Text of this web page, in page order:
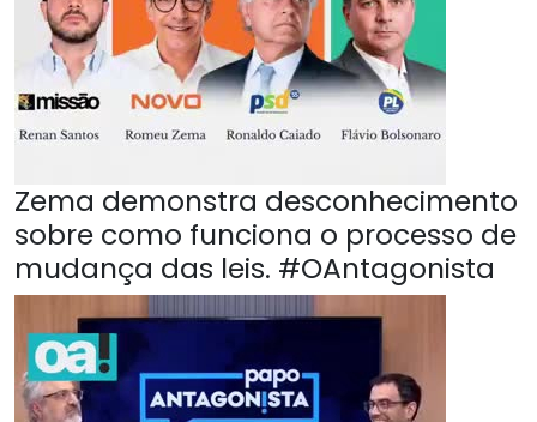
Zema demonstra desconhecimento
sobre como funciona o processo de
mudança das leis. #OAntagonista